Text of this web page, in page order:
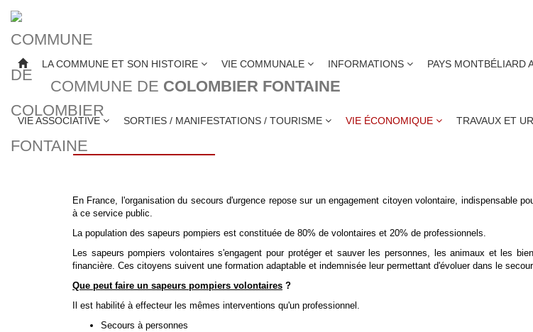
COMMUNE DE COLOMBIER FONTAINE
LA COMMUNE ET SON HISTOIRE VIE COMMUNALE INFORMATIONS PAYS MONTBÉLIARD
VIE ASSOCIATIVE SORTIES / MANIFESTATIONS / TOURISME VIE ÉCONOMIQUE TRAVAUX ET
LES SAPEURS POMPIERS
En France, l'organisation du secours d'urgence repose sur un engagement citoyen volontaire, indispensable
à ce service public.
La population des sapeurs pompiers est constituée de 80% de volontaires et 20% de professionnels.
Les sapeurs pompiers volontaires s'engagent pour protéger et sauver les personnes, les animaux et les
financière. Ces citoyens suivent une formation adaptable et indemnisée leur permettant d'évoluer dans le
Que peut faire un sapeurs pompiers volontaires ?
Il est habilité à effecteur les mêmes interventions qu'un professionnel.
Secours à personnes